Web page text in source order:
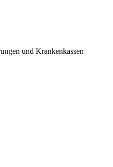
und Krankenkassen